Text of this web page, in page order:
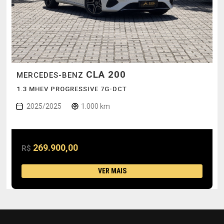
MERCEDES-BENZ CLA 200
1.3 MHEV PROGRESSIVE 7G-DCT
2025/2025 1.000 km
R$ 269.900,00
VER MAIS